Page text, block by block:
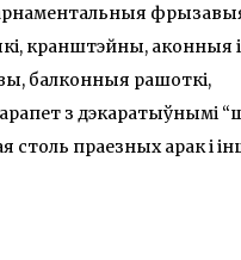
арнаментальныя
кранштэйны, аконныя і
балконныя рашоткі,
з дэкаратыўнымі
столь праезных арак і